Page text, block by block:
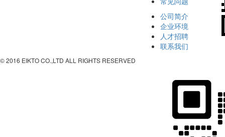
公司简介
企业环境
人才招聘
联系我们
© 2016 EIKTO CO.,LTD ALL RIGHTS RESERVED